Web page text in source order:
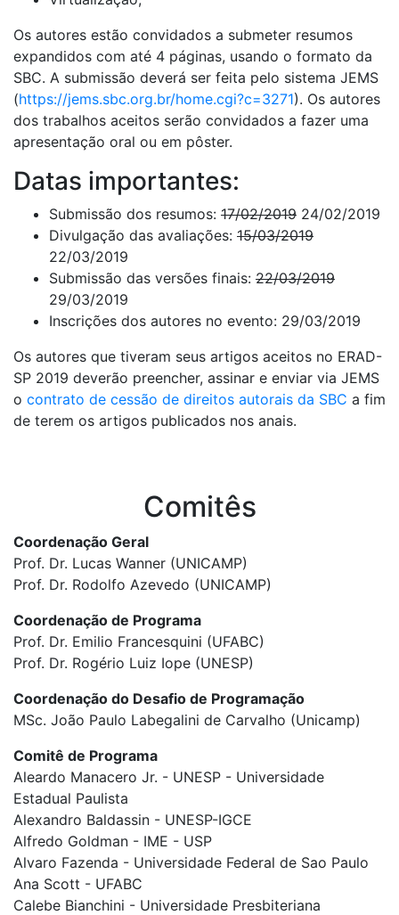
Os autores estão convidados a submeter resumos
expandidos com até 4 páginas, usando o formato da
SBC. A submissão deverá ser feita pelo sistema JEMS
(https://jems.sbc.org.br/home.cgi?c=3271). Os autores
dos trabalhos aceitos serão convidados a fazer uma
apresentação oral ou em pôster.
Datas importantes:
Submissão dos resumos: 17/02/2019 24/02/2019
Divulgação das avaliações: 15/03/2019
22/03/2019
Submissão das versões finais: 22/03/2019
29/03/2019
Inscrições dos autores no evento: 29/03/2019
Os autores que tiveram seus artigos aceitos no ERAD-
SP 2019 deverão preencher, assinar e enviar via JEMS
o contrato de cessão de direitos autorais da SBC a fim
de terem os artigos publicados nos anais.
Comitês
Coordenação Geral
Prof. Dr. Lucas Wanner (UNICAMP)
Prof. Dr. Rodolfo Azevedo (UNICAMP)
Coordenação de Programa
Prof. Dr. Emilio Francesquini (UFABC)
Prof. Dr. Rogério Luiz Iope (UNESP)
Coordenação do Desafio de Programação
MSc. João Paulo Labegalini de Carvalho (Unicamp)
Comitê de Programa
Aleardo Manacero Jr. - UNESP - Universidade
Estadual Paulista
Alexandro Baldassin - UNESP-IGCE
Alfredo Goldman - IME - USP
Alvaro Fazenda - Universidade Federal de Sao Paulo
Ana Scott - UFABC
Calebe Bianchini - Universidade Presbiteriana